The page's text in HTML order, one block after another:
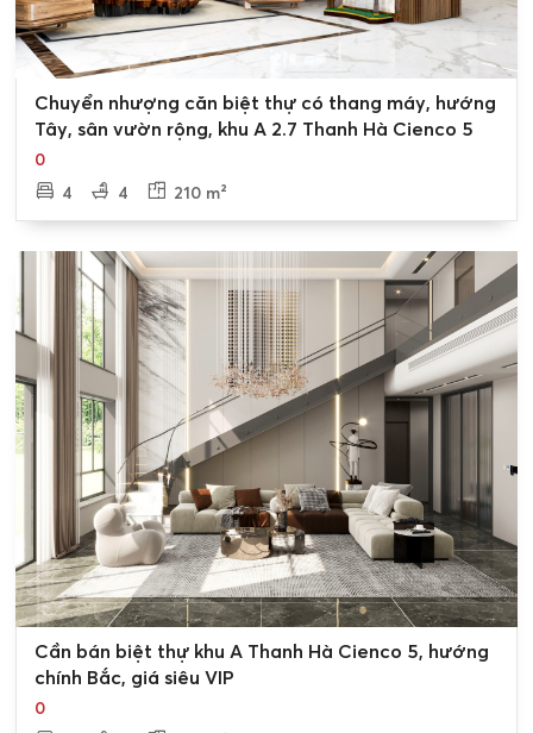
Chuyển nhượng căn biệt thự có thang máy, hướng
Tây, sân vườn rộng, khu A 2.7 Thanh Hà Cienco 5
0
4
4 210 m²
Cần bán biệt thự khu A Thanh Hà Cienco 5, hướng
chính Bắc, giá siêu VIP
0